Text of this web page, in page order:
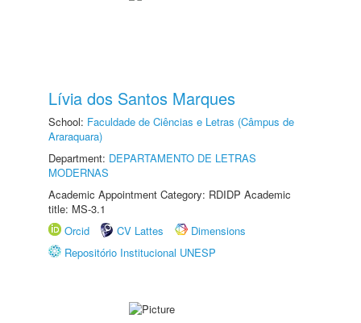
Lívia dos Santos Marques
School: Faculdade de Ciências e Letras (Câmpus de
Araraquara)
Department: DEPARTAMENTO DE LETRAS
MODERNAS
Academic Appointment Category: RDIDP Academic
title: MS-3.1
Orcid
CV Lattes
Dimensions
Repositório Institucional UNESP